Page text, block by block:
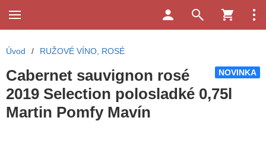
Úvod / RUŽOVÉ VÍNO, ROSÉ
NOVINKA
Cabernet sauvignon rosé
2019 Selection polosladké 0,75l
Martin Pomfy Mavín